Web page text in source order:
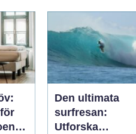
Den ultimata
surfresan:
Utforska